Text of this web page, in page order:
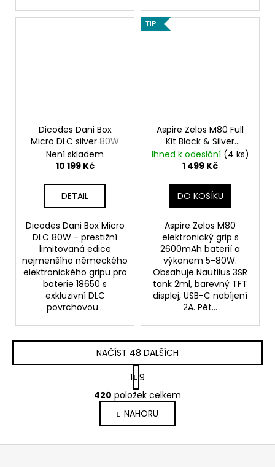
Dicodes Dani Box
Micro DLC silver 80W
Není skladem
10 199 Kč
DETAIL
Dicodes Dani Box Micro
DLC 80W - prestižní
limitovaná edice
nejmenšího německého
elektronického gripu pro
baterie 18650 s
exkluzivní DLC
povrchovou...
TIP
Aspire Zelos M80 Full
Kit Black & Silver
Elektronický Grip
Ihned k odeslání (4 ks)
1 499 Kč
DO KOŠÍKU
Aspire Zelos M80
elektronický grip s
2600mAh baterií a
výkonem 5-80W.
Obsahuje Nautilus 3SR
tank 2ml, barevný TFT
displej, USB-C nabíjení
2A. Pět...
O
v
l
á
d
NAČÍST 48 DALŠÍCH
S
t
r
á
n
k
o
1 9
420 položek celkem
NAHORU